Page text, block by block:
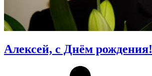
Алексей, с Днём рождения!